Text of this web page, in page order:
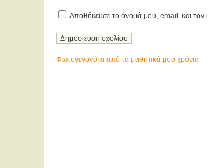
Αποθήκευσε το όνομά μου, email, και
Φωτογεγονότα από τα μαθητικά μου χρόνια